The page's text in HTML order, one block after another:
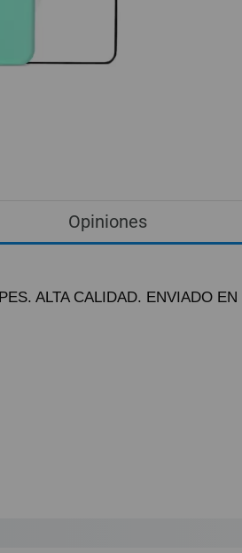
Opiniones
ALTA CALIDAD. ENVIADO